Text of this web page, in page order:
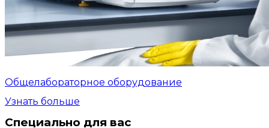
Общелабораторное оборудование
Узнать больше
Специально для вас